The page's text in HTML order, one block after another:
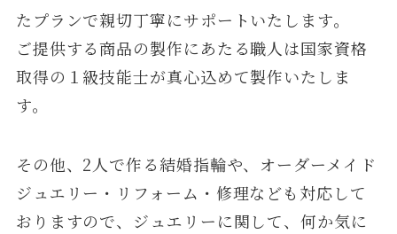
たプランで親切丁寧にサポートいたします。
ご提供する商品の製作にあたる職人は国家資格
取得の１級技能士が真心込めて製作いたしま
す。
その他、2人で作る結婚指輪や、オーダーメイド
ジュエリー・リフォーム・修理なども対応して
おりますので、ジュエリーに関して、何か気に